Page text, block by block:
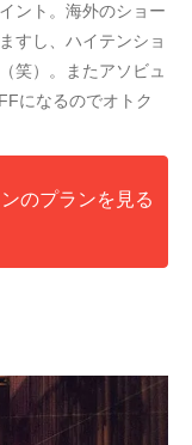
ント。海外のショー
すし、ハイテンショ
笑）。またアソビュ
になるのでオトク
のプランを見る